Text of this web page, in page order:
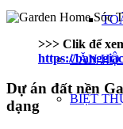
CĂN HỘ
BIỆT
>>> Clik để
https://
Dự án đất nền
dạng